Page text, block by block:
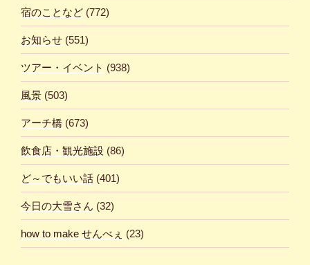
宿のことなど (772)
お知らせ (551)
ツアー・イベント (938)
風景 (503)
アーチ橋 (673)
飲食店・観光施設 (86)
ど～でもいい話 (401)
今日の大雪さん (32)
how to make せんべぇ (23)